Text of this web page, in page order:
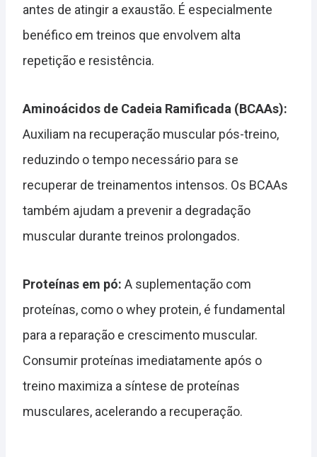
antes de atingir a exaustão. É especialmente
benéfico em treinos que envolvem alta
repetição e resistência.
Aminoácidos de Cadeia Ramificada (BCAAs):
Auxiliam na recuperação muscular pós-treino,
reduzindo o tempo necessário para se
recuperar de treinamentos intensos. Os BCAAs
também ajudam a prevenir a degradação
muscular durante treinos prolongados.
Proteínas em pó: A suplementação com
proteínas, como o whey protein, é fundamental
para a reparação e crescimento muscular.
Consumir proteínas imediatamente após o
treino maximiza a síntese de proteínas
musculares, acelerando a recuperação.